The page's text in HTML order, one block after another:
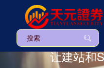
让建站和